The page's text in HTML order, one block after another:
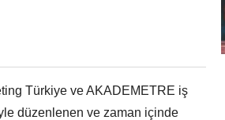
Türkiye ve AKADEMETRE iş
düzenlenen ve zaman içinde